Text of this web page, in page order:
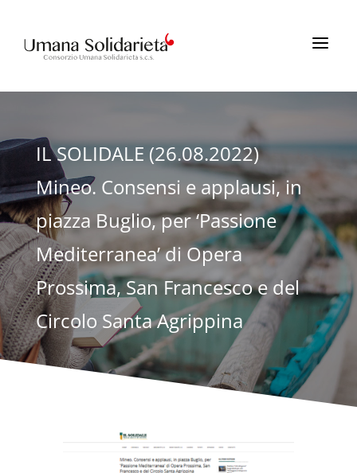
a
IL SOLIDALE (26.08.2022)
Mineo. Consensi e applausi, in
piazza Buglio, per ‘Passione
Mediterranea’ di Opera
Prossima, San Francesco e del
Circolo Santa Agrippina